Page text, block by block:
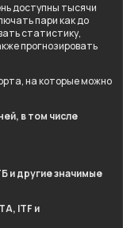
доступны тысячи
пари как до
статистику,
прогнозировать
на которые можно
в том числе
и другие значимые
ITF и